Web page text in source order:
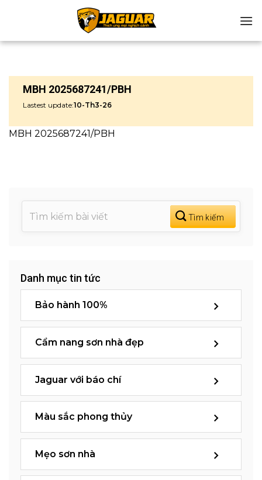
MBH 2025687241/PBH
Lastest update:10-Th3-26
MBH 2025687241/PBH
Danh mục tin tức
Bảo hành 100%
Cẩm nang sơn nhà đẹp
Jaguar với báo chí
Màu sắc phong thủy
Mẹo sơn nhà